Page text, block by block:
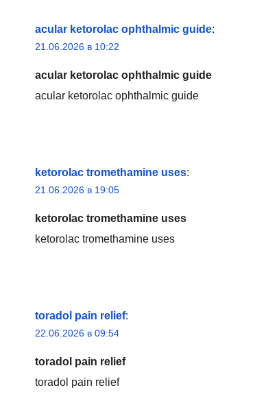
acular ketorolac ophthalmic guide:
21.06.2026 в 10:22
acular ketorolac ophthalmic guide
acular ketorolac ophthalmic guide
ketorolac tromethamine uses:
21.06.2026 в 19:05
ketorolac tromethamine uses
ketorolac tromethamine uses
toradol pain relief:
22.06.2026 в 09:54
toradol pain relief
toradol pain relief